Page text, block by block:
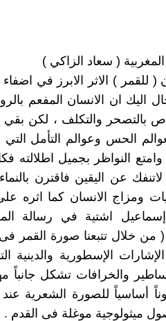
( سعاد الزاكي )
) الاثر الابرز في اضفاء
اليك ان الانسان المفعم
بالتصحر والتكلف ، لكن بقي
الحس وعوالم التأمل التي
النواظر بجميل اطلالته
عن اليقين فاقترن
ومزاج الانسان كما اثره
اشتية في رسالة
خلال تتبعنا صورة القمر
الإسطورية والدينية
والخرافات تشكل جانباً
أساسياً للصورة الشعرية
ميثولوجية موغلة فى القدم .